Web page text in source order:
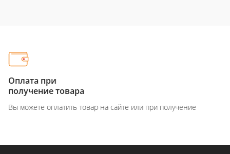
Оплата при
получение товара
Вы можете оплатить товар на сайте или при получение